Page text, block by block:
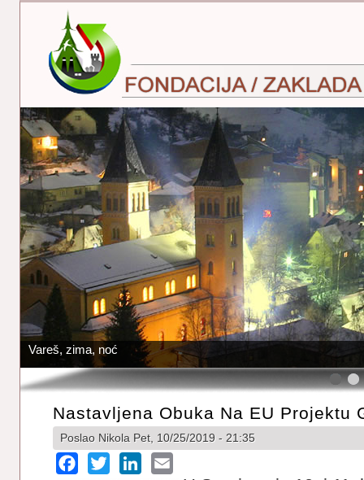
Vareš, zima, noć
Nastavljena Obuka Na EU Projektu
Poslao Nikola Pet, 10/25/2019 - 21:35
Facebook
Twitter LinkedIn